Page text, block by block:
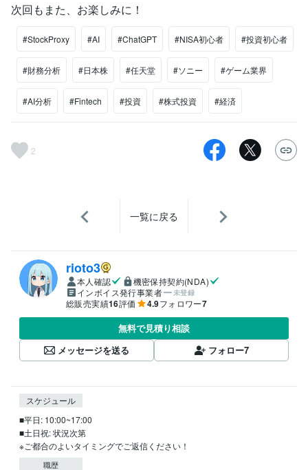
次回もまた、お楽しみに！
#StockProxy #AI #ChatGPT #NISA初心者 #投資初心者
#財務分析 #日本株 #任天堂 #ソニー #ゲーム業界
#AI分析 #Fintech #投資 #株式投資 #経済
2
一覧に戻る
rioto3
本人確認
機密保持契約(NDA)
インボイス発行事業者
未登録
総販売実績16評価 4.9フォロワー7
無料で見積り相談
メッセージを送る
フォロー7
スケジュール
■平日: 10:00~17:00
■土日祝: 状況次第
※ご都合のよいタイミングでご返信ください！
職歴